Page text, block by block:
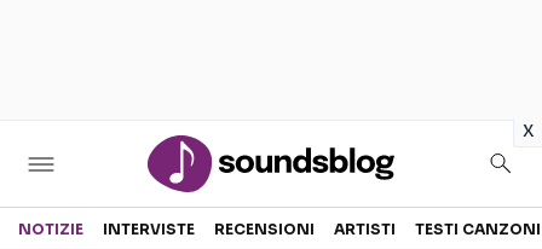
x
Sezioni
NOTIZIE INTERVISTE RECENSIONI ARTISTI TESTI CANZONI